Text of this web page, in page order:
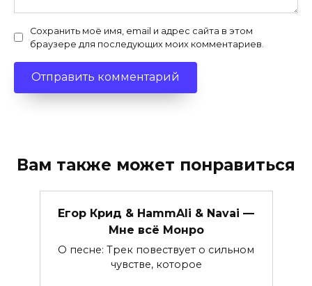
Сохранить моё имя, email и адрес сайта в этом
браузере для последующих моих комментариев.
Вам также может понравиться
Егор Крид & HammAli & Navai —
Мне всё Монро
О песне: Трек повествует о сильном
чувстве, которое